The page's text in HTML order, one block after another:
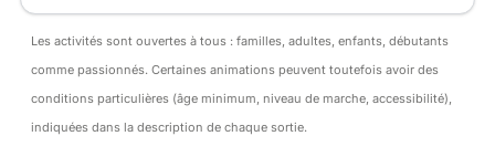
Les activités sont ouvertes à tous : familles, adultes, enfants, débutants
comme passionnés. Certaines animations peuvent toutefois avoir des
conditions particulières (âge minimum, niveau de marche, accessibilité),
indiquées dans la description de chaque sortie.